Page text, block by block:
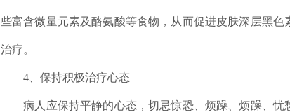
些富含微量元素及酪氨酸等食物，从而促进皮肤深层黑色
治疗。
4、保持积极治疗心态
病人应保持平静的心态，切忌惊恐、烦躁、烦躁、忧